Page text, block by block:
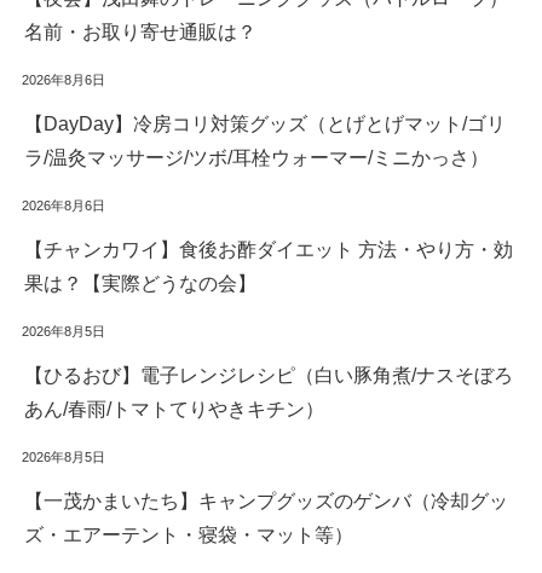
名前・お取り寄せ通販は？
2026年8月6日
【DayDay】冷房コリ対策グッズ（とげとげマット/ゴリ
ラ/温灸マッサージ/ツボ/耳栓ウォーマー/ミニかっさ）
2026年8月6日
【チャンカワイ】食後お酢ダイエット 方法・やり方・効
果は？【実際どうなの会】
2026年8月5日
【ひるおび】電子レンジレシピ（白い豚角煮/ナスそぼろ
あん/春雨/トマトてりやきキチン）
2026年8月5日
【一茂かまいたち】キャンプグッズのゲンバ（冷却グッ
ズ・エアーテント・寝袋・マット等）